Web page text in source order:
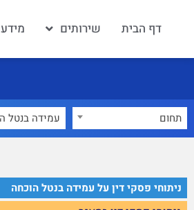
דף הבית שירותים מידע
תחום
ניתוחי פסקי דין על עמידה בנטל הוכחה